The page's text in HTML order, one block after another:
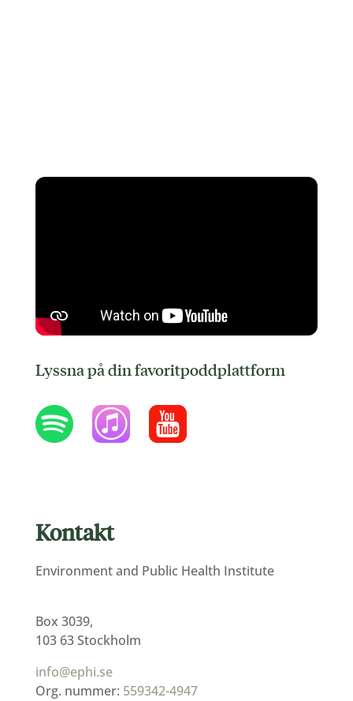
Lyssna på din favoritpoddplattform
Kontakt
Environment and Public Health Institute
Box 3039,
103 63 Stockholm
info@ephi.se
Org. nummer: 559342-4947